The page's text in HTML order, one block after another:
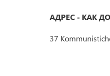
АДРЕС - КАК
37